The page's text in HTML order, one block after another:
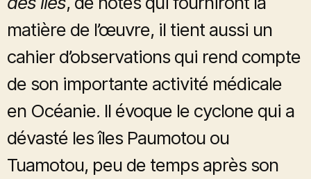
matière de l’œuvre, il tient aussi un
cahier d’observations qui rend compte
de son importante activité médicale
en Océanie. Il évoque le cyclone qui a
dévasté les îles Paumotou ou
Tuamotou, peu de temps après son